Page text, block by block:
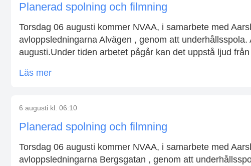
Planerad spolning och filmning
Torsdag 06 augusti kommer NVAA, i samarbete med
avloppsledningarna Alvägen , genom att
augusti.Under tiden arbetet pågår kan det uppstå ljud
Läs mer
6 augusti kl. 06:10
Planerad spolning och filmning
Torsdag 06 augusti kommer NVAA, i samarbete med
avloppsledningarna Bergsgatan , genom att